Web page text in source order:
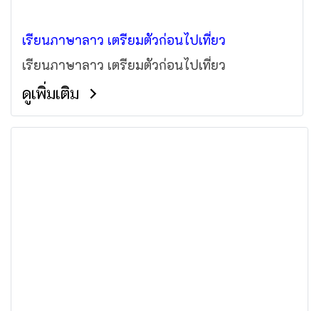
เรียนภาษาลาว เตรียมตัวก่อนไปเที่ยว
เรียนภาษาลาว เตรียมตัวก่อนไปเที่ยว
ดูเพิ่มเติม